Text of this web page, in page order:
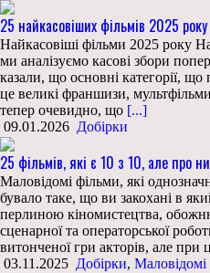
25 найкасовіших фільмів 2025 року
Найкасовіші фільми 2025 року
ми аналізуємо касові збори
казали, що основні категорії,
це великі франшизи,
тепер очевидно, що [...]
09.01.2026 Добірки
25 фільмів, які є 10 з 10, але про
Маловідомі фільми, які
бувало таке, що ви закохані в
перлиною кіномистецтва,
сценарної та операторської
витонченої гри акторів, але при
03.11.2025 Добірки, Маловідомі